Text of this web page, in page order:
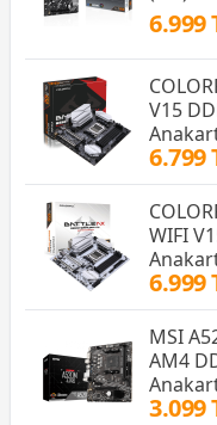
6.999
V15
6.799
WIFI
6.999
MSI
AM4
3.099